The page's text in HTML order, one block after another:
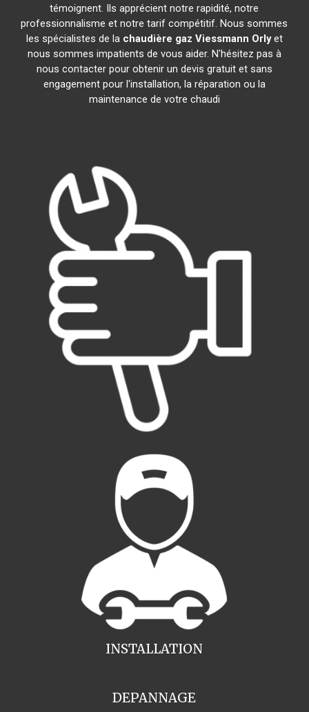
témoignent. Ils apprécient notre rapidité, notre
professionnalisme et notre tarif compétitif. Nous sommes
les spécialistes de la chaudière gaz Viessmann Orlyet
nous sommes impatients de vous aider. N'hésitez pas à
nous contacter pour obtenir un devis gratuit et sans
engagement pour l'installation, la réparation ou la
maintenance de votre chaudi
INSTALLATION
DEPANNAGE